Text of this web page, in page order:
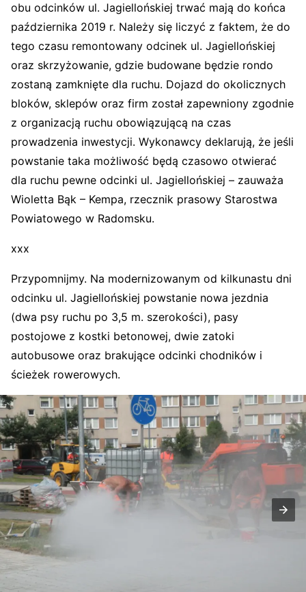
obu odcinków ul. Jagiellońskiej trwać mają do końca
października 2019 r. Należy się liczyć z faktem, że do
tego czasu remontowany odcinek ul. Jagiellońskiej
oraz skrzyżowanie, gdzie budowane będzie rondo
zostaną zamknięte dla ruchu. Dojazd do okolicznych
bloków, sklepów oraz firm został zapewniony zgodnie
z organizacją ruchu obowiązującą na czas
prowadzenia inwestycji. Wykonawcy deklarują, że jeśli
powstanie taka możliwość będą czasowo otwierać
dla ruchu pewne odcinki ul. Jagiellońskiej – zauważa
Wioletta Bąk – Kempa, rzecznik prasowy Starostwa
Powiatowego w Radomsku.
xxx
Przypomnijmy. Na modernizowanym od kilkunastu dni
odcinku ul. Jagiellońskiej powstanie nowa jezdnia
(dwa psy ruchu po 3,5 m. szerokości), pasy
postojowe z kostki betonowej, dwie zatoki
autobusowe oraz brakujące odcinki chodników i
ścieżek rowerowych.